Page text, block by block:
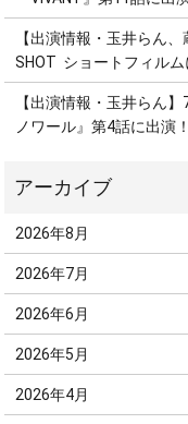
【出演情報・玉井らん
SHOT ショートフィルム
【出演情報・玉井らん
ノワール』第4話に出演！
2026年8月
2026年7月
2026年6月
2026年5月
2026年4月